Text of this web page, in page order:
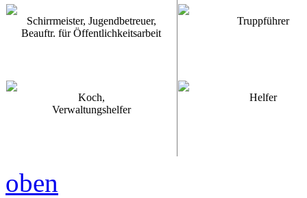
Schirrmeister, Jugendbetreuer,
Beauftr. für Öffentlichkeitsarbeit
Truppführer
Koch,
Verwaltungshelfer
Helfer
oben